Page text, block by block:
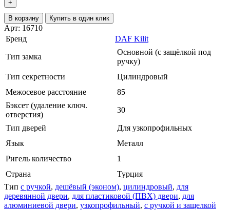
+
В корзину Купить в один клик
Арт: 16710
Бренд
DAF Kilit
Тип замка
Основной (с защёлкой под
ручку)
Тип секретности
Цилиндровый
Межосевое расстояние
85
Бэксет (удаление ключ.
отверстия)
30
Тип дверей
Для узкопрофильных
Язык
Металл
Ригель количество
1
Страна
Турция
Тип с ручкой, дешёвый (эконом), цилиндровый, для
деревянной двери, для пластиковой (ПВХ) двери, для
алюминиевой двери, узкопрофильный, с ручкой и защелкой